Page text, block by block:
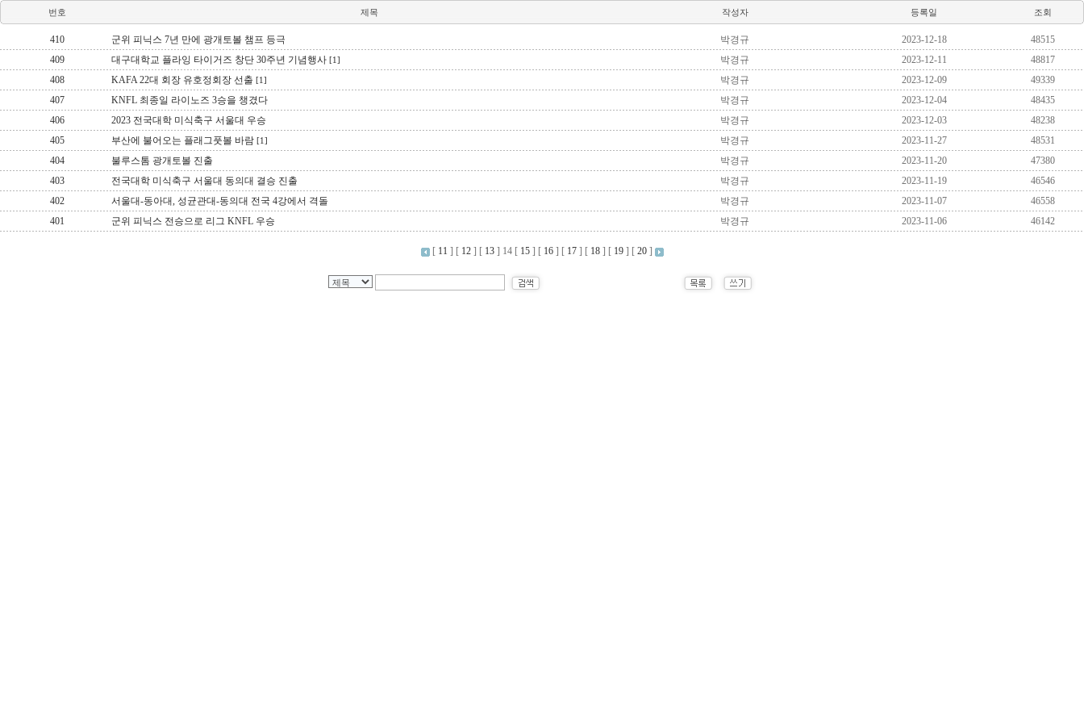
번호 제목 작성자 등록일 조회
410 군위 피닉스 7년 만에 광개토볼 챔프 등극 박경규 2023-12-18
48515
409
대구대학교 플라잉 타이거즈 창단 30주년 기념행사 [1] 박경규 2023-12-11
48817
408
KAFA 22대 회장 유호정회장 선출 [1] 박경규 2023-12-09
49339
407
KNFL 최종일 라이노즈 3승을 챙겼다 박경규 2023-12-04
48435
406
2023 전국대학 미식축구 서울대 우승 박경규 2023-12-03
48238
405
부산에 불어오는 플래그풋볼 바람 [1] 박경규 2023-11-27
48531
404
불루스톰 광개토볼 진출 박경규 2023-11-20
47380
403
전국대학 미식축구 서울대 동의대 결승 진출 박경규 2023-11-19
46546
402
서울대-동아대, 성균관대-동의대 전국 4강에서 격돌 박경규 2023-11-07
46558
401
군위 피닉스 전승으로 리그 KNFL 우승 박경규 2023-11-06 46142
[ 11 ] [ 12] [ 13] 14[ 15] [ 16] [ 17] [ 18] [ 19] [ 20]